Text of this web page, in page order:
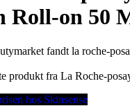
Roll-on 50
fandt la roche-
produkt fra La Roche-
hos Skinsense